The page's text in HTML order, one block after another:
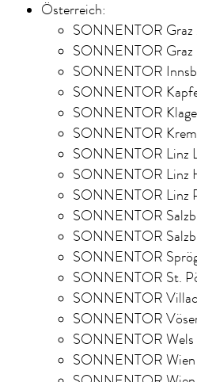
Österreich:
SONNENTOR
SONNENTOR Graz
SONNENTOR
SONNENTOR
SONNENTOR
SONNENTOR
SONNENTOR Linz
SONNENTOR Linz
SONNENTOR Linz
SONNENTOR
SONNENTOR
SONNENTOR
SONNENTOR St.
SONNENTOR
SONNENTOR
SONNENTOR Wels
SONNENTOR